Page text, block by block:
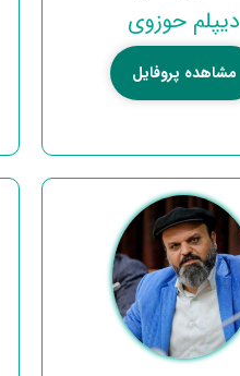
دیپلم حوزوی
مشاهده پروفایل